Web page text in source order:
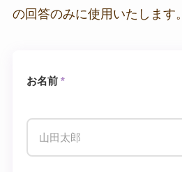
の回答のみに使用いたします。
お名前 *